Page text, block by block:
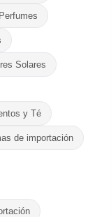
Solares
y Té
de importación